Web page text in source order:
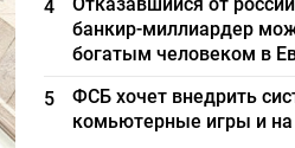
4
банкир-миллиардер
богатым человеком в
5
ФСБ хочет внедрить
комьютерные игры и